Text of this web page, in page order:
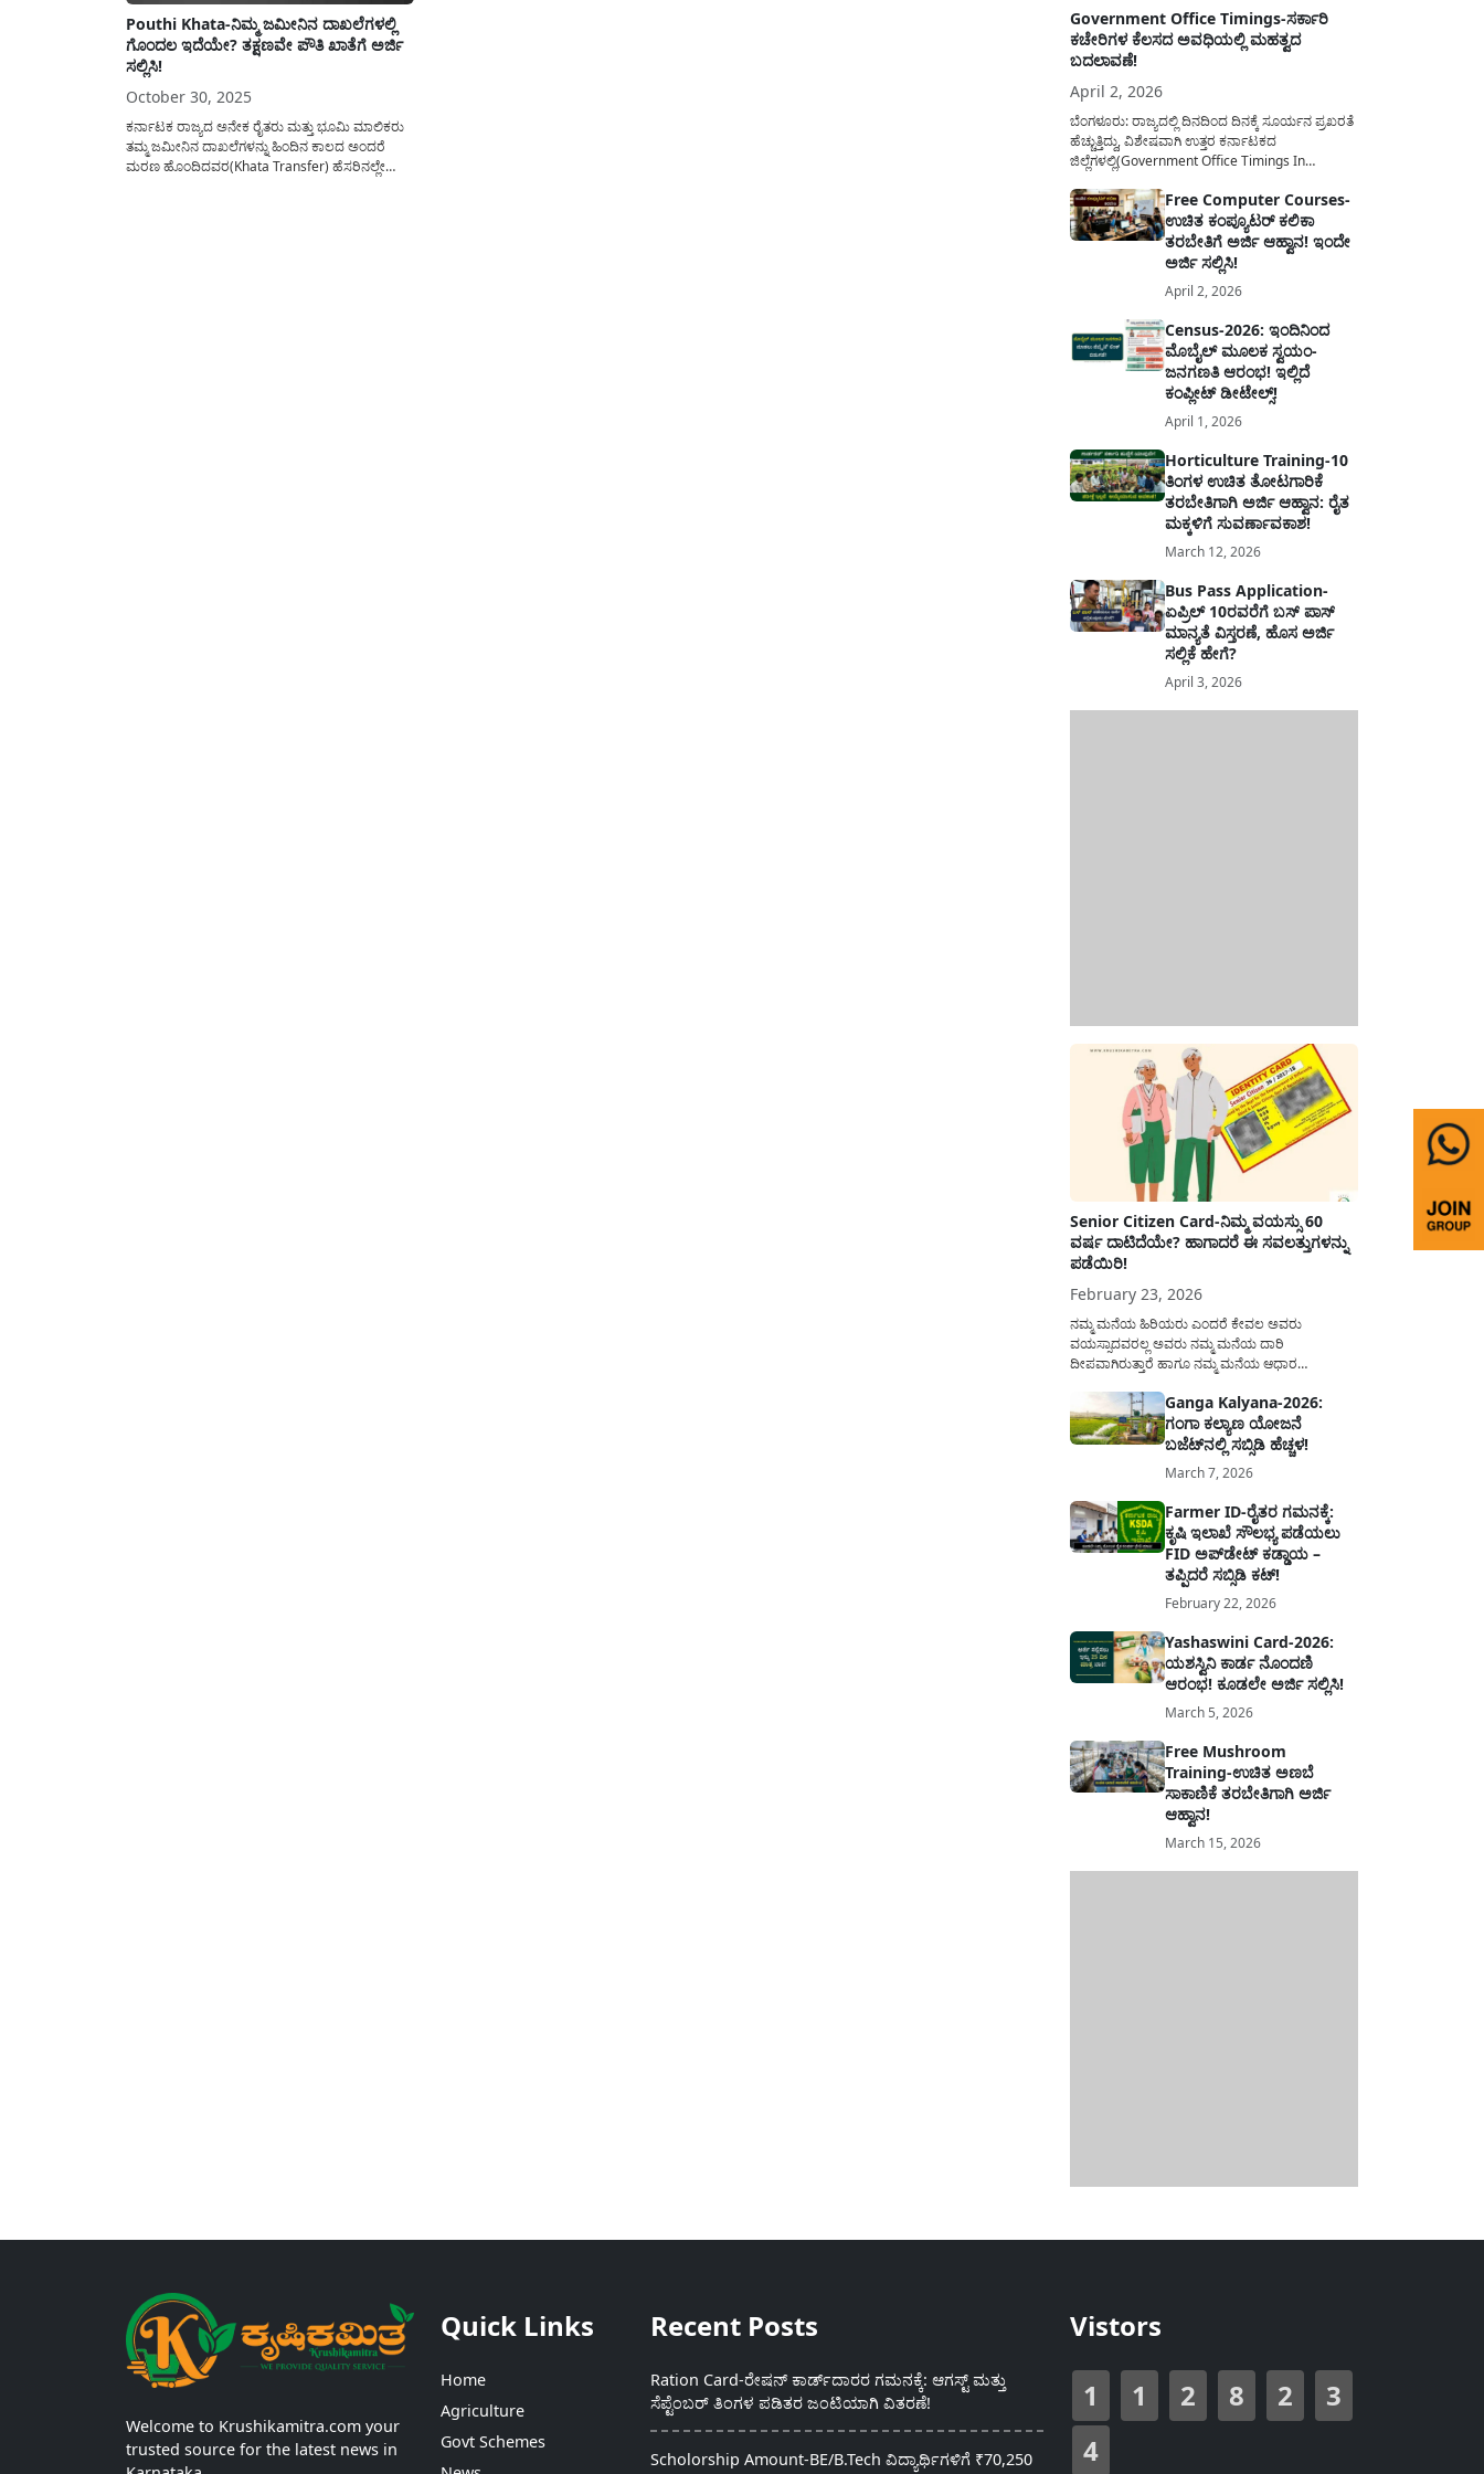
Pouthi Khata-ನಿಮ್ಮ ಜಮೀನಿನ ದಾಖಲೆಗಳಲ್ಲಿ
ಗೊಂದಲ ಇದೆಯೇ? ತಕ್ಷಣವೇ ಪೌತಿ ಖಾತೆಗೆ ಅರ್ಜಿ
ಸಲ್ಲಿಸಿ!
October 30, 2025
ಕರ್ನಾಟಕ ರಾಜ್ಯದ ಅನೇಕ ರೈತರು ಮತ್ತು ಭೂಮಿ ಮಾಲಿಕರು
ತಮ್ಮ ಜಮೀನಿನ ದಾಖಲೆಗಳನ್ನು ಹಿಂದಿನ ಕಾಲದ ಅಂದರೆ
ಮರಣ ಹೊಂದಿದವರ(Khata Transfer) ಹೆಸರಿನಲ್ಲೇ
Government Office Timings-ಸರ್ಕಾರಿ
ಕಚೇರಿಗಳ ಕೆಲಸದ ಅವಧಿಯಲ್ಲಿ ಮಹತ್ವದ
ಬದಲಾವಣೆ!
April 2, 2026
ಬೆಂಗಳೂರು: ರಾಜ್ಯದಲ್ಲಿ ದಿನದಿಂದ ದಿನಕ್ಕೆ ಸೂರ್ಯನ ಪ್ರಖರತೆ
ಹೆಚ್ಚುತ್ತಿದ್ದು, ವಿಶೇಷವಾಗಿ ಉತ್ತರ ಕರ್ನಾಟಕದ
ಜಿಲ್ಲೆಗಳಲ್ಲಿ(Government Office Timings In
ಹಿನ್ನೆಲೆಯಲ್ಲಿ ಸರ್ಕಾರಿ ನೌಕರರ ಹಿತದೃಷ್ಟಿಯಿಂದ ಹಾಗೂ
ಸಾರ್ವಜನಿಕರ ಅನುಕೂಲಕ್ಕಾಗಿ ಕರ್ನಾಟಕ ಸರ್ಕಾರವು
ಮಹತ್ವದ ನಿರ್ಧಾರವೊಂದನ್ನು ಕೈಗೊಂಡಿದೆ. ಕಿತ್ತೂರು ಕರ್ನಾಟಕ
ಮತ್ತು ಕಲ್ಯಾಣ ಕರ್ನಾಟಕದ ಒಟ್ಟು 9 ಜಿಲ್ಲೆಗಳಲ್ಲಿ ಏಪ್ರಿಲ್...
Free Computer Courses-
ಉಚಿತ ಕಂಪ್ಯೂಟರ್ ಕಲಿಕಾ
ತರಬೇತಿಗೆ ಅರ್ಜಿ ಆಹ್ವಾನ! ಇಂದೇ
ಅರ್ಜಿ ಸಲ್ಲಿಸಿ!
April 2, 2026
Census-2026: ಇಂದಿನಿಂದ
ಮೊಬೈಲ್ ಮೂಲಕ ಸ್ವಯಂ-
ಜನಗಣತಿ ಆರಂಭ! ಇಲ್ಲಿದೆ
ಕಂಪ್ಲೀಟ್ ಡೀಟೇಲ್ಸ್!
April 1, 2026
Horticulture Training-10
ತಿಂಗಳ ಉಚಿತ ತೋಟಗಾರಿಕೆ
ತರಬೇತಿಗಾಗಿ ಅರ್ಜಿ ಆಹ್ವಾನ: ರೈತ
ಮಕ್ಕಳಿಗೆ ಸುವರ್ಣಾವಕಾಶ!
March 12, 2026
Bus Pass Application-
ಏಪ್ರಿಲ್ 10ರವರೆಗೆ ಬಸ್ ಪಾಸ್
ಮಾನ್ಯತೆ ವಿಸ್ತರಣೆ, ಹೊಸ ಅರ್ಜಿ
ಸಲ್ಲಿಕೆ ಹೇಗೆ?
April 3, 2026
Senior Citizen Card-ನಿಮ್ಮ ವಯಸ್ಸು 60
ವರ್ಷ ದಾಟಿದೆಯೇ? ಹಾಗಾದರೆ ಈ ಸವಲತ್ತುಗಳನ್ನು
ಪಡೆಯಿರಿ!
February 23, 2026
ನಮ್ಮ ಮನೆಯ ಹಿರಿಯರು ಎಂದರೆ ಕೇವಲ ಅವರು
ವಯಸ್ಸಾದವರಲ್ಲ ಅವರು ನಮ್ಮ ಮನೆಯ ದಾರಿ
ದೀಪವಾಗಿರುತ್ತಾರೆ ಹಾಗೂ ನಮ್ಮ ಮನೆಯ ಆಧಾರ
ಸಮಾಜಕ್ಕಾಗಿ ದುಡಿತಿರುತ್ತಾರೆ ಹಾಗೆಯೇ ಅವರು ತಮ್ಮ 60
ವರ್ಷಗಳ ನಂತರದ ಜೀವನವನ್ನು ನೆಮ್ಮದಿಯಿಂದ
ಕಳೆಯಬೇಕೆಂಬುದು ಪ್ರತಿಯೊಬ್ಬರ ಕನಸಾಗಿರುತ್ತದೆ ಆದ್ದರಿಂದ
ಸರ್ಕಾರವು ಹಿರಿಯ ನಾಗರಿಕರ ಗುರುತಿನ ಚೀಟಿ...
Ganga Kalyana-2026:
ಗಂಗಾ ಕಲ್ಯಾಣ ಯೋಜನೆ
ಬಜೆಟ್‌ನಲ್ಲಿ ಸಬ್ಸಿಡಿ ಹೆಚ್ಚಳ!
March 7, 2026
Farmer ID-ರೈತರ ಗಮನಕ್ಕೆ:
ಕೃಷಿ ಇಲಾಖೆ ಸೌಲಭ್ಯ ಪಡೆಯಲು
FID ಅಪ್‌ಡೇಟ್ ಕಡ್ಡಾಯ –
ತಪ್ಪಿದರೆ ಸಬ್ಸಿಡಿ ಕಟ್!
February 22, 2026
Yashaswini Card-2026:
ಯಶಸ್ವಿನಿ ಕಾರ್ಡ ನೊಂದಣಿ
ಆರಂಭ! ಕೂಡಲೇ ಅರ್ಜಿ ಸಲ್ಲಿಸಿ!
March 5, 2026
Free Mushroom
Training-ಉಚಿತ ಅಣಬೆ
ಸಾಕಾಣಿಕೆ ತರಬೇತಿಗಾಗಿ ಅರ್ಜಿ
ಆಹ್ವಾನ!
March 15, 2026
Welcome to Krushikamitra.com your
trusted source for the latest news in
Quick Links
Home
Agriculture
Govt Schemes
Recent Posts
Ration Card-ರೇಷನ್ ಕಾರ್ಡ್‍ದಾರರ ಗಮನಕ್ಕೆ: ಆಗಸ್ಟ್ ಮತ್ತು
ಸೆಪ್ಟೆಂಬರ್ ತಿಂಗಳ ಪಡಿತರ ಜಂಟಿಯಾಗಿ ವಿತರಣೆ!
Scholorship Amount-BE/B.Tech ವಿದ್ಯಾರ್ಥಿಗಳಿಗೆ ₹70,250
Vistors
1
1 2 8 2
3
4